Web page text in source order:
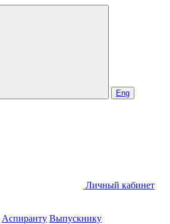
Eng
Личный кабинет
Аспиранту Выпускнику